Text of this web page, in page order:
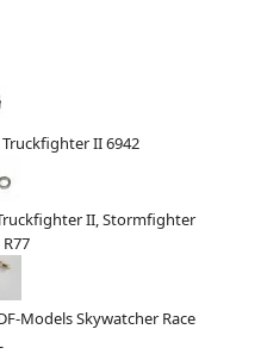
II 6942
II, Stormfighter
Models Skywatcher Race